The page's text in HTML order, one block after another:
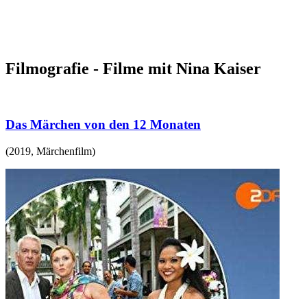
Filmografie - Filme mit Nina Kaiser
Das Märchen von den 12 Monaten
(2019, Märchenfilm)